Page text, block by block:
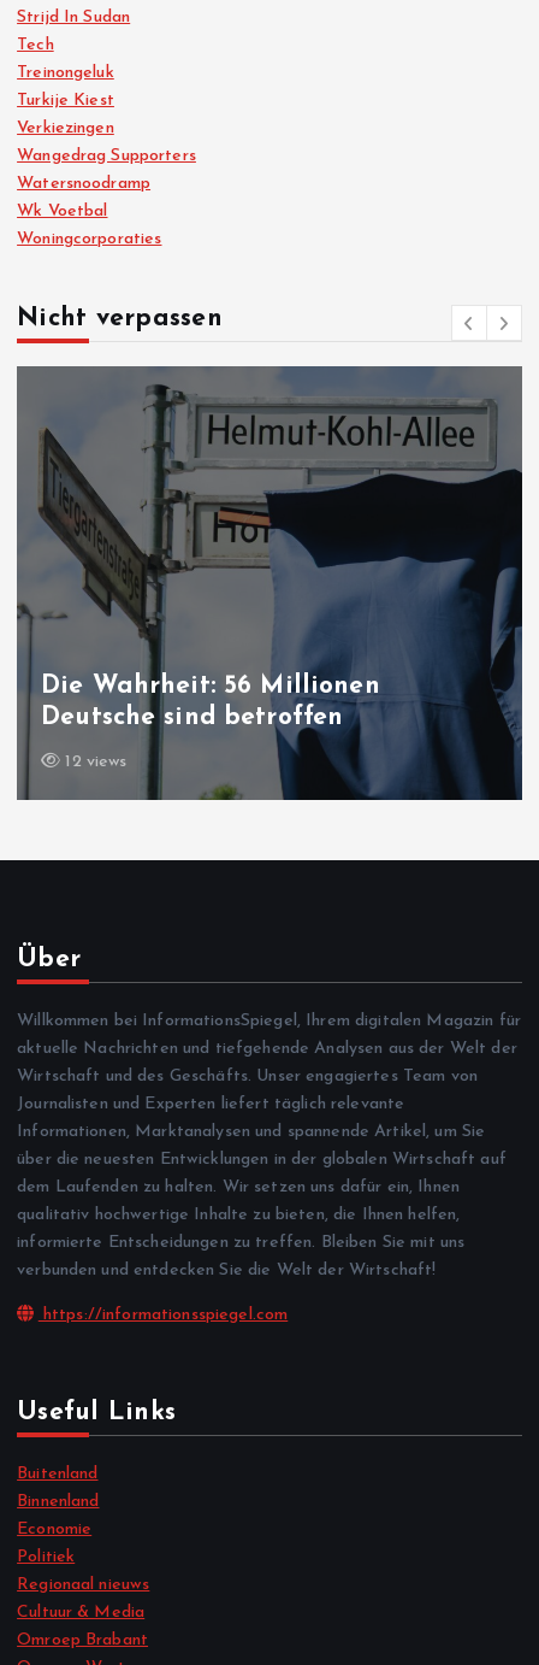
Strijd In Sudan
Tech
Treinongeluk
Turkije Kiest
Verkiezingen
Wangedrag Supporters
Watersnoodramp
Wk Voetbal
Woningcorporaties
Nicht verpassen
Friedensprozess in der Türkei: „PKK-
Gesetz“ ist jetzt im Parlament
15 views
Über
Willkommen bei InformationsSpiegel, Ihrem digitalen Magazin für
aktuelle Nachrichten und tiefgehende Analysen aus der Welt der
Wirtschaft und des Geschäfts. Unser engagiertes Team von
Journalisten und Experten liefert täglich relevante
Informationen, Marktanalysen und spannende Artikel, um Sie
über die neuesten Entwicklungen in der globalen Wirtschaft auf
dem Laufenden zu halten. Wir setzen uns dafür ein, Ihnen
qualitativ hochwertige Inhalte zu bieten, die Ihnen helfen,
informierte Entscheidungen zu treffen. Bleiben Sie mit uns
verbunden und entdecken Sie die Welt der Wirtschaft!
https://informationsspiegel.com
Useful Links
Buitenland
Binnenland
Economie
Politiek
Regionaal nieuws
Cultuur & Media
Omroep Brabant